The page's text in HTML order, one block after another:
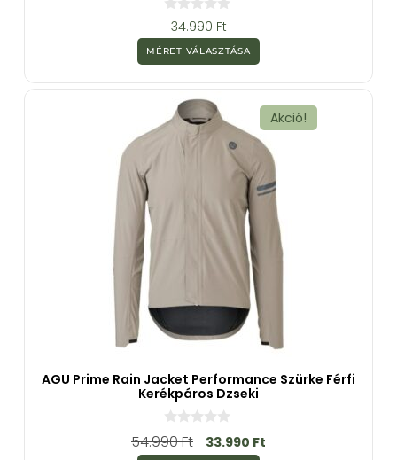
z
5
b
34.990 Ft
MÉRET VÁLASZTÁSA
Akció!
AGU Prime Rain Jacket Performance Szürke Férfi
Kerékpáros Dzseki
0
a
54.990Ft 33.990 Ft